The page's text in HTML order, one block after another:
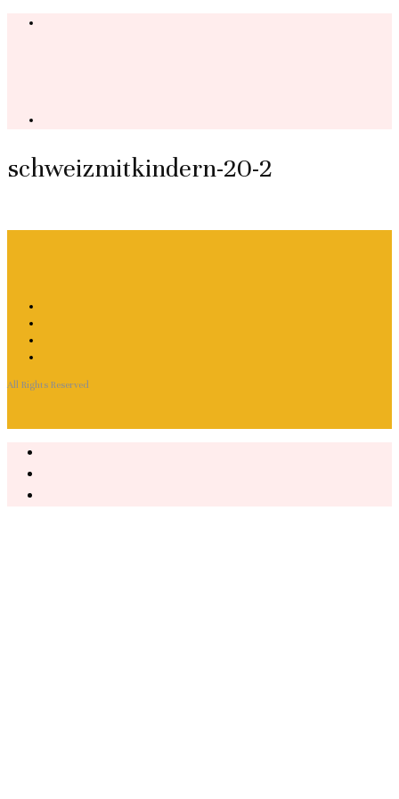
schweizmitkindern-20-2
All Rights Reserved